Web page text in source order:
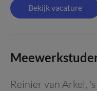
Bekijk vacature
Reinier van Arkel,